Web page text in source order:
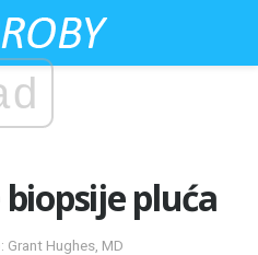
pluća
Grant Hughes, MD